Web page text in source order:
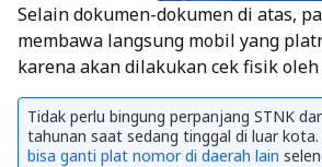
Selain dokumen-dokumen di atas,
membawa langsung mobil yang
karena akan dilakukan cek fisik oleh
Tidak perlu bingung perpanjang STNK
tahunan saat sedang tinggal di luar kota.
bisa ganti plat nomor di daerah lain